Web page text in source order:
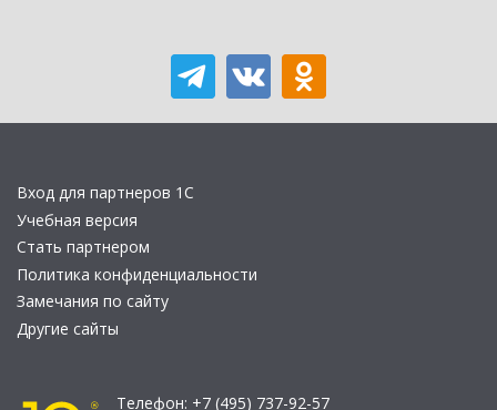
Вход для партнеров 1С
Учебная версия
Стать партнером
Политика конфиденциальности
Замечания по сайту
Другие сайты
Телефон: +7 (495) 737-92-57